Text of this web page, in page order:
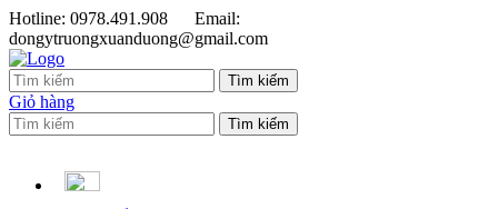
Hotline: 0978.491.908
Email:
dongytruongxuanduong@gmail.com
Giỏ hàng